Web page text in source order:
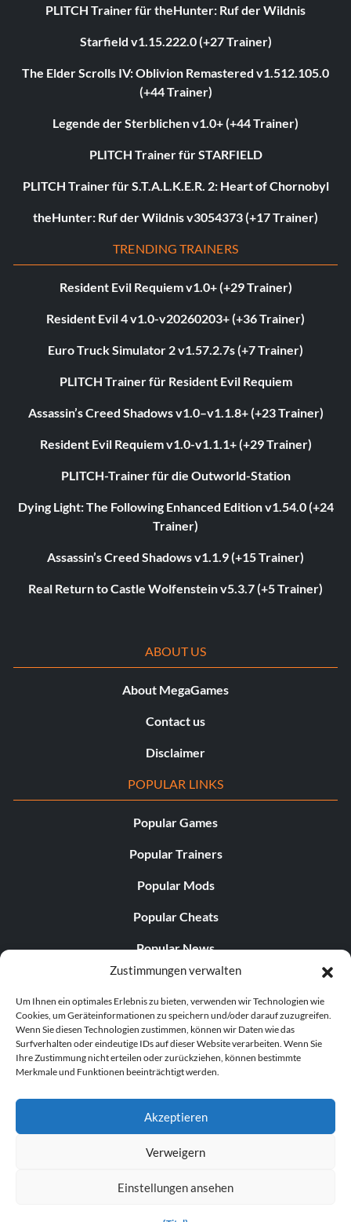
Zustimmungen verwalten
Um Ihnen ein optimales Erlebnis zu bieten, verwenden wir Technologien wie
Cookies, um Geräteinformationen zu speichern und/oder darauf zuzugreifen.
Wenn Sie diesen Technologien zustimmen, können wir Daten wie das
Surfverhalten oder eindeutige IDs auf dieser Website verarbeiten. Wenn Sie
Ihre Zustimmung nicht erteilen oder zurückziehen, können bestimmte
Merkmale und Funktionen beeinträchtigt werden.
Akzeptieren
Verweigern
Einstellungen ansehen
PLITCH Trainer für theHunter: Ruf der Wildnis
Starfield v1.15.222.0 (+27 Trainer)
The Elder Scrolls IV: Oblivion Remastered v1.512.105.0
(+44 Trainer)
Legende der Sterblichen v1.0+ (+44 Trainer)
PLITCH Trainer für STARFIELD
PLITCH Trainer für S.T.A.L.K.E.R. 2: Heart of Chornobyl
theHunter: Ruf der Wildnis v3054373 (+17 Trainer)
TRENDING TRAINERS
Resident Evil Requiem v1.0+ (+29 Trainer)
Resident Evil 4 v1.0-v20260203+ (+36 Trainer)
Euro Truck Simulator 2 v1.57.2.7s (+7 Trainer)
PLITCH Trainer für Resident Evil Requiem
Assassin’s Creed Shadows v1.0–v1.1.8+ (+23 Trainer)
Resident Evil Requiem v1.0-v1.1.1+ (+29 Trainer)
PLITCH-Trainer für die Outworld-Station
Dying Light: The Following Enhanced Edition v1.54.0 (+24
Trainer)
Assassin’s Creed Shadows v1.1.9 (+15 Trainer)
Real Return to Castle Wolfenstein v5.3.7 (+5 Trainer)
ABOUT US
About MegaGames
Contact us
Disclaimer
POPULAR LINKS
Popular Games
Popular Trainers
Popular Mods
Popular Cheats
Popular News
Popular Editorials
Popular Free Games
LATEST UPDATES
© 1998–2026 MegaGames.com All rights reserved